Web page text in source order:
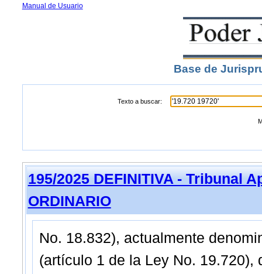
Manual de Usuario
Base de
Texto a buscar:
195/2025 DEFINITIVA - Tribunal
ORDINARIO
No. 18.832), actualmente
(artículo 1 de la Ley No. 19.720),